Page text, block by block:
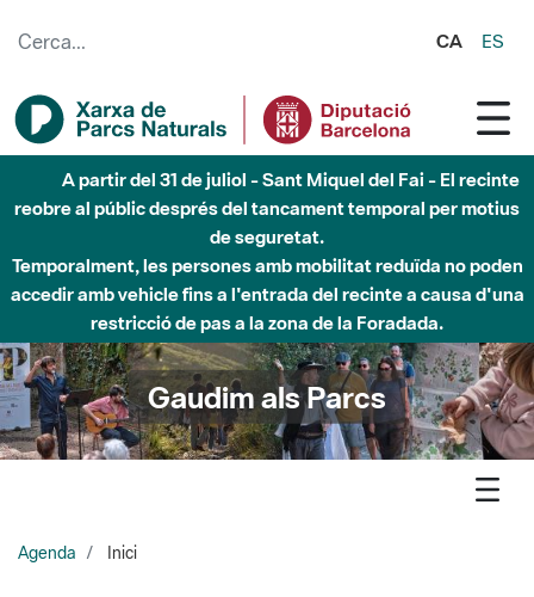
CA ES
Fins al desembre de 2026 - Parc Fluvial Besòs -
Afectacions a la llera del Parc Fluvial del Besòs degut a
obres de construcció d'una passera sobre el riu
Gaudim als Parcs
Agenda Inici